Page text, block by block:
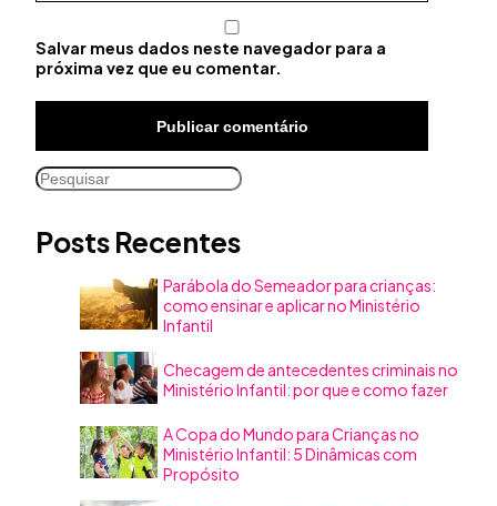
Salvar meus dados neste navegador para a
próxima vez que eu comentar.
Pesquisar
Posts Recentes
Parábola do Semeador para crianças:
como ensinar e aplicar no Ministério
Infantil
Checagem de antecedentes criminais no
Ministério Infantil: por que e como fazer
A Copa do Mundo para Crianças no
Ministério Infantil: 5 Dinâmicas com
Propósito